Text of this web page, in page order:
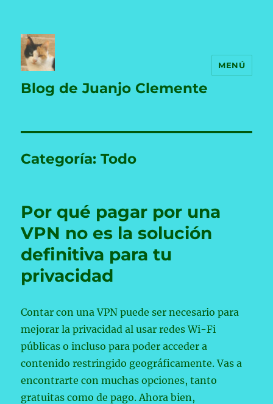
Blog de Juanjo Clemente
MENÚ
Categoría:Todo
Por qué pagar por una
VPN no es la solución
definitiva para tu
privacidad
Contar con una VPN puede ser necesario para
mejorar la privacidad al usar redes Wi-Fi
públicas o incluso para poder acceder a
contenido restringido geográficamente. Vas a
encontrarte con muchas opciones, tanto
gratuitas como de pago. Ahora bien,